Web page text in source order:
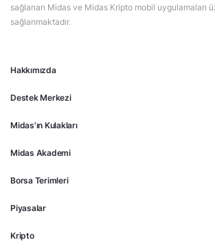
Hakkımızda
Destek Merkezi
Midas'ın Kulakları
Midas Akademi
Borsa Terimleri
Piyasalar
Kripto
sağlanan Midas ve Midas Kripto mobil uygulamaları
sağlanmaktadır.